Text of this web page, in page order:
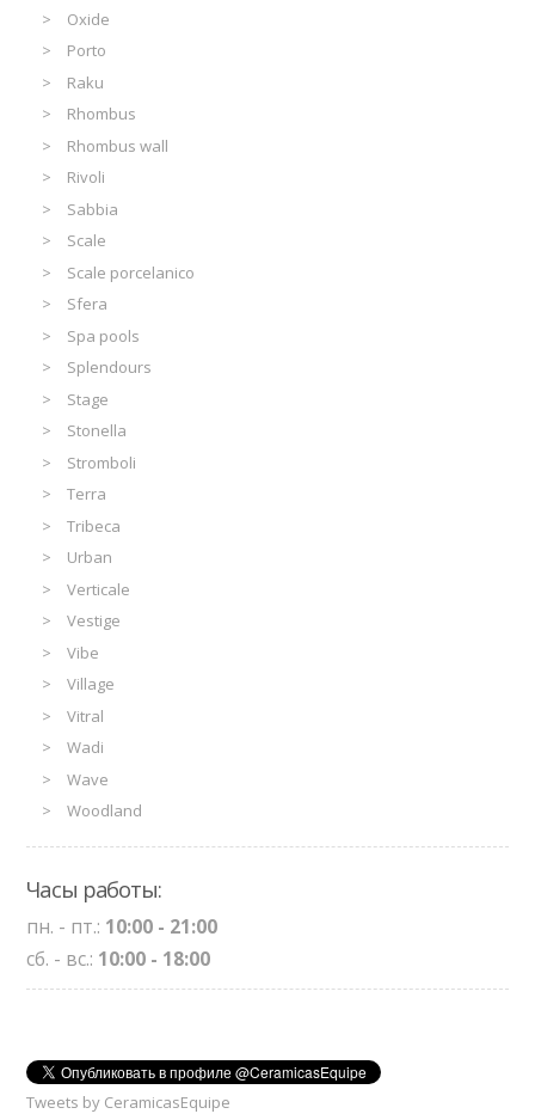
Oxide
Porto
Raku
Rhombus
Rhombus wall
Rivoli
Sabbia
Scale
Scale porcelanico
Sfera
Spa pools
Splendours
Stage
Stonella
Stromboli
Terra
Tribeca
Urban
Verticale
Vestige
Vibe
Village
Vitral
Wadi
Wave
Woodland
Часы работы:
пн. - пт.: 10:00 - 21:00
сб. - вс.: 10:00 - 18:00
Tweets by CeramicasEquipe